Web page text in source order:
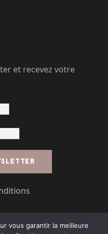
et recevez votre
vous garantir la meilleure